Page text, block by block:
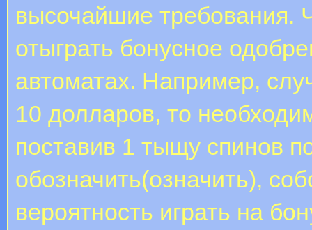
высочайшие требования.
отыграть бонусное
автоматах. Например,
10 долларов, то
поставив 1 тыщу спинов
обозначить(означить),
вероятность играть на